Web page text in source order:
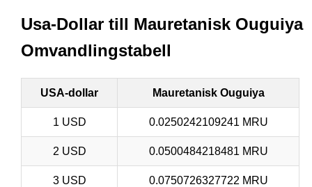
Usa-Dollar till Mauretanisk Ouguiya
Omvandlingstabell
USA-dollar Mauretanisk Ouguiya
1 USD 0.0250242109241 MRU
2 USD 0.0500484218481 MRU
3 USD 0.0750726327722 MRU